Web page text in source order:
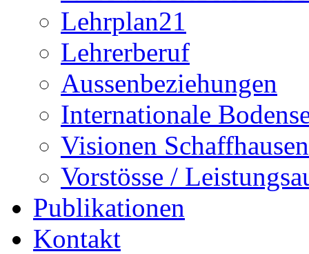
Lehrplan21
Lehrerberuf
Aussenbeziehungen
Internationale
Visionen Schaffhausen
Vorstösse /
Publikationen
Kontakt